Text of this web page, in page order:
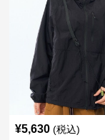
¥5,630 (税込)